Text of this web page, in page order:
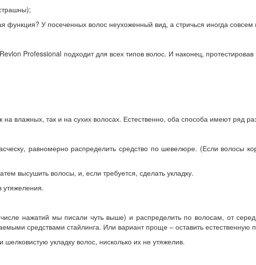
У посеченных волос неухоженный вид, а стричься иногда совсем
Revlon Professional подходит для всех типов волос. И наконец,
на влажных, так и на сухих волосах. Естественно, оба способа имеют ряд
равномерно распределить средство по шевелюре. (Если волосы
высушить волосы, и, если требуется, сделать укладку.
нажатий мы писали чуть выше) и распределить по волосам, от
средствами стайлинга. Или вариант проще – оставить естественную
укладку волос, нисколько их не утяжелив.